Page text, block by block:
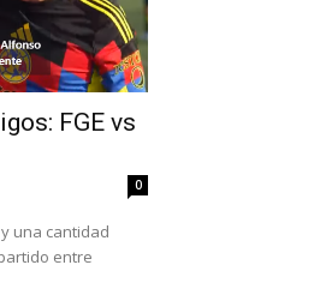
FGE vs
0
una cantidad
entre